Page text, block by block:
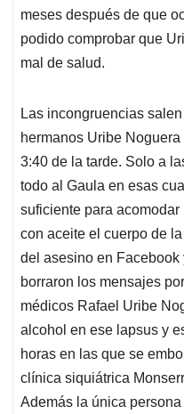
meses después de que
podido comprobar que
mal de salud.
Las incongruencias
hermanos Uribe
3:40 de la tarde. Solo a
todo al Gaula en esas
suficiente para
con aceite el cuerpo de
del asesino en Facebook
borraron los mensajes
médicos Rafael Uribe
alcohol en ese lapsus y
horas en las que se
clínica siquiátrica
Además la única